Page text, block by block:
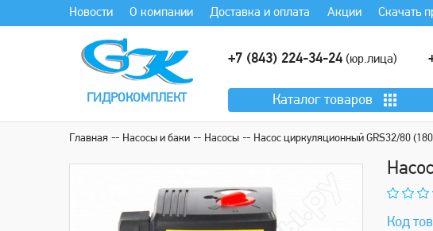
Новости О компании Доставка и оплата Акции Скачать
ГИДРОКОМПЛЕКТ
+7 (843) 224-34-24 (юр.лица)
Каталог товаров
Главная Насосы и баки Насосы Нaсос циркуляционный GRS32/80
Код